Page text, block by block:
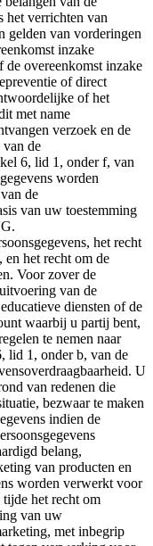
het verrichten van
gelden van vorderingen
inzake
de overeenkomst inzake
of direct
of het
met name
verzoek en de
de
6, lid 1, onder f, van
worden
de
van uw toestemming
het recht
het recht om de
Voor zover de
van de
diensten of de
waarbij u partij bent,
te nemen naar
lid 1, onder b, van de
U
van redenen die
bezwaar te maken
indien de
belang,
van producten en
worden verwerkt voor
het recht om
van uw
met inbegrip